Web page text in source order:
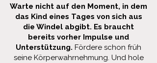
Warte nicht auf den Moment, in dem
das Kind eines Tages von sich aus
die Windel abgibt. Es braucht
bereits vorher Impulse und
Unterstützung. Fördere schon früh
seine Körperwahrnehmung. Und hole